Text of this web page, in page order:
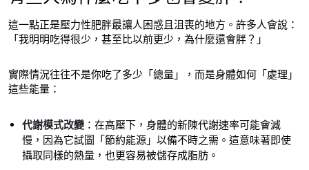
這一點正是壓力性肥胖最讓人困惑且沮喪的地方。許多人會說：
「我明明吃得很少，甚至比以前更少，為什麼還會胖？」
實際情況往往不是你吃了多少「總量」，而是身體如何「處理」
這些能量：
代謝模式改變：在高壓下，身體的新陳代謝速率可能會減
慢，因為它試圖「節約能源」以備不時之需。這意味著即使
攝取同樣的熱量，也更容易被儲存成脂肪。